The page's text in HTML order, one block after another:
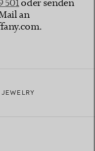
501oder senden
an